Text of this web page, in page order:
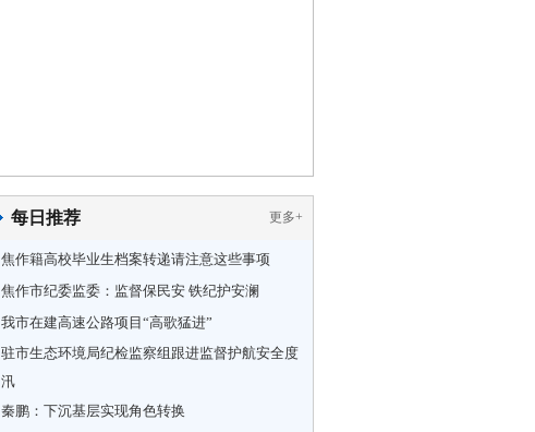
每日推荐 更多+
焦作籍高校毕业生档案转递请注意这些事项
焦作市纪委监委：监督保民安 铁纪护安澜
我市在建高速公路项目“高歌猛进”
驻市生态环境局纪检监察组跟进监督护航安全度
汛
秦鹏：下沉基层实现角色转换